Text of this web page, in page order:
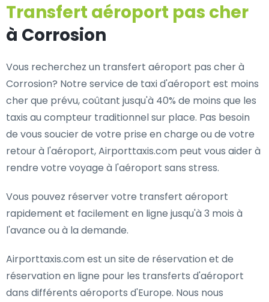
Transfert aéroport pas cher
à Corrosion
Vous recherchez un transfert aéroport pas cher à
Corrosion? Notre service de taxi d'aéroport est moins
cher que prévu, coûtant jusqu'à 40% de moins que les
taxis au compteur traditionnel sur place. Pas besoin
de vous soucier de votre prise en charge ou de votre
retour à l'aéroport, Airporttaxis.com peut vous aider à
rendre votre voyage à l'aéroport sans stress.
Vous pouvez réserver votre transfert aéroport
rapidement et facilement en ligne jusqu'à 3 mois à
l'avance ou à la demande.
Airporttaxis.com est un site de réservation et de
réservation en ligne pour les transferts d'aéroport
dans différents aéroports d'Europe. Nous nous